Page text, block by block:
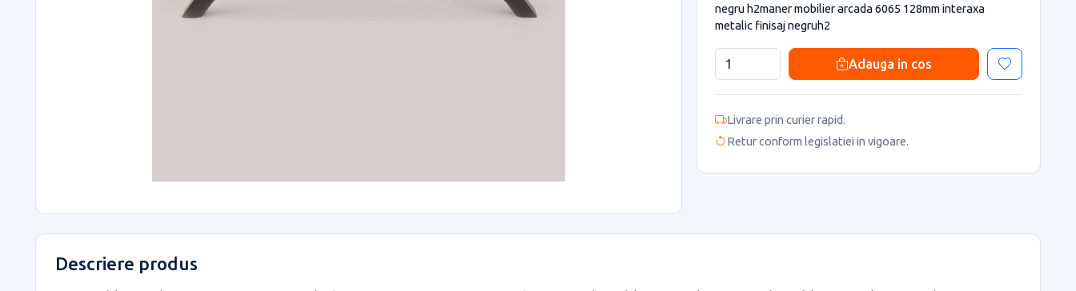
negru h2maner mobilier arcada 6065 128mm interaxa
metalic finisaj negruh2
Adauga in cos
Livrare prin curier rapid.
Retur conform legislatiei in vigoare.
Descriere produs